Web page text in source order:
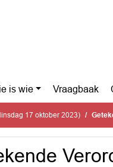
is wie Vraagbaak
17 oktober 2023)